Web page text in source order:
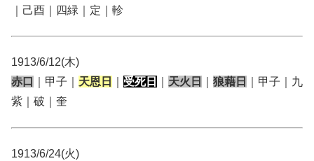
｜己酉｜四緑｜定｜軫
1913/6/12(木)
赤口
｜甲子｜ 天恩日 受死日 天火日 狼藉日
｜甲子｜九
紫｜破｜奎
1913/6/24(火)